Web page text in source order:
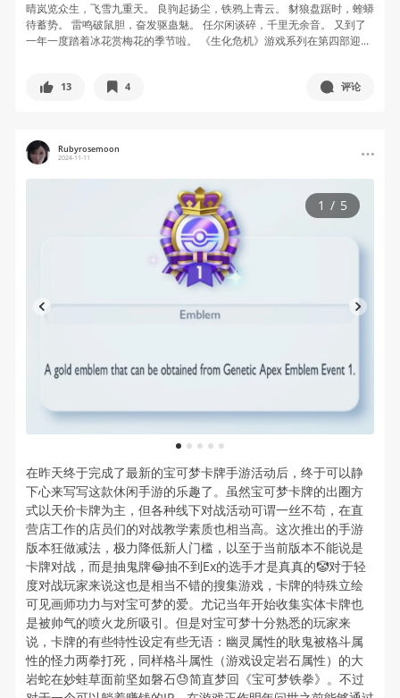
晴岚览众生，飞雪九重天。 良驹起扬尘，铁鸦上青云。 豺狼盘踞时，蝰蟒
待蓄势。 雷鸣破鼠胆，奋发驱蛊魅。 任尔闲谈碎，千里无余音。 又到了
一年一度踏着冰花赏梅花的季节啦。 《生化危机》游戏系列在第四部迎...
13 4 评论
Rubyrosemoon
2024-11-11
1 2 3 4 5
1 / 5
在昨天终于完成了最新的宝可梦卡牌手游活动后，终于可以静
下心来写写这款休闲手游的乐趣了。虽然宝可梦卡牌的出圈方
式以天价卡牌为主，但各种线下对战活动可谓一丝不苟，在直
营店工作的店员们的对战教学素质也相当高。这次推出的手游
版本狂做减法，极力降低新人门槛，以至于当前版本不能说是
卡牌对战，而是抽鬼牌😂抽不到Ex的选手才是真真的🤡对于轻
度对战玩家来说这也是相当不错的搜集游戏，卡牌的特殊立绘
可见画师功力与对宝可梦的爱。尤记当年开始收集实体卡牌也
是被帅气的喷火龙所吸引。但是对宝可梦十分熟悉的玩家来
说，卡牌的有些特性设定有些无语：幽灵属性的耿鬼被格斗属
性的怪力两拳打死，同样格斗属性（游戏设定岩石属性）的大
岩蛇在妙蛙草面前坚如磐石😓简直梦回《宝可梦铁拳》。不过